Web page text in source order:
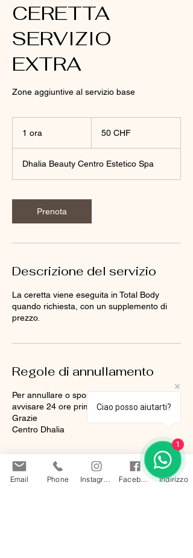
CERETTA
SERVIZIO
EXTRA
Zone aggiuntive al servizio base
1 ora
svizzeri
50 CHF
Dhalia Beauty Centro Estetico Spa
Prenota
Descrizione del servizio
La ceretta viene eseguita in Total Body
quando richiesta, con un supplemento di
prezzo.
Regole di annullamento
Per annullare o spostare vi chiediamo di
avvisare 24 ore prima.
Grazie
Centro Dhalia
Dettagli di contatto
Email Phone Facebook Indirizzo
Ciao posso aiutarti?
1